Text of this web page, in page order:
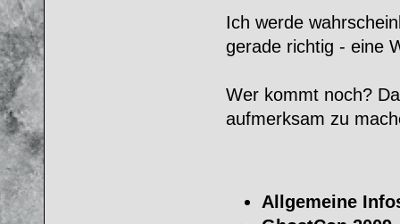
Ich werde
gerade richtig - eine
Wer kommt noch?
aufmerksam zu
Allgemeine